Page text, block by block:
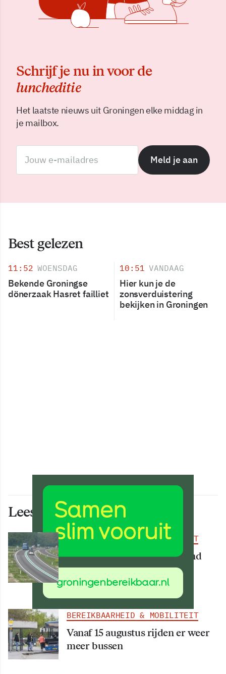
Schrijf je nu in voor de
luncheditie
Het laatste nieuws uit Groningen elke middag in
je mailbox.
Meld je aan
Best gelezen
11:52 WOENSDAG
Bekende Groningse
dönerzaak Hasret failliet
10:51 VANDAAG
Hier kun je de
zonsverduistering
bekijken in Groningen
Lees ook deze artikelen
BEREIKBAARHEID & MOBILITEIT
Deel van N34 meer dan maand
afgesloten vanwege
werkzaamheden
BEREIKBAARHEID & MOBILITEIT
Vanaf 15 augustus rijden er weer
meer bussen